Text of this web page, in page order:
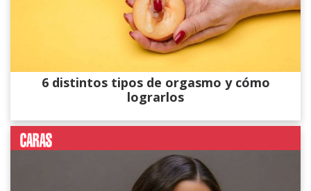
6 distintos tipos de orgasmo y cómo
lograrlos